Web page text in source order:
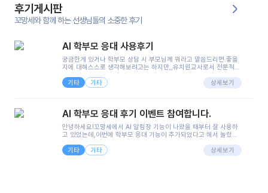
후기게시판
꼬망세와 함께 하는 선생님들의 소중한 후기
AI 학부모 응대 사용후기
궁금한게 있거나 학부모 상담 시 부모님께 뭐라고 말씀드리면 좋을
지에 대해스스로 생각해보려고는 하지만,,유치원교사로서 전문적인
려니 어려울때가...^^(저만 그런거 아니죠 ㅜㅜ)꼬망봇의 장점은 지
피티나 제미나이는 몇세이고 여자인지 남자인지 등그래도 좀 기본
정보를 제공하면서 물어봐야할 때가 있어그때마다 정보를 입력하는
으셔서 고민이 됐는데ai 학부모 응대를 써볼 수 있어서 좋았어요!앞
면..)그리고 제가 신입 때 이게 있었더라면 ㅜㅜㅜㅜ?응대 팁이 정말
좋은거 같아요지금은 그래도 아이들이 잘 이해 되지만초임 때는 정
말 어려워서 항상다른 선생님들께 도움을 요청했었거든요..ㅠ*일지
쓸 때도 좀 도움이 되는 거 같아요!
기타 기타 상세보기
AI 학부모 응대 후기 이벤트 참여합니다.
안녕하세요!꼬망세에서 AI 알림장 기능이 나왔을 때부터 잘 사용하
고 있었는데,이번에 학부모 응대 기능이 추가되었다고 해서 놀랐습
님 응대에 더 많은 부담을 느끼고 있습니다 ㅠㅠ이번에 제가 원에서
겪은 일과 학부모님께 전달드렸던 내용을 함께 보시고,저와 비슷한
기타 기타 상세보기